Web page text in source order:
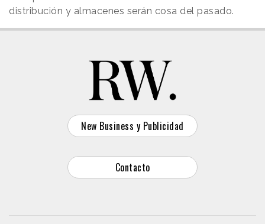
distribución y almacenes serán cosa del pasado.
New Business y Publicidad
Contacto